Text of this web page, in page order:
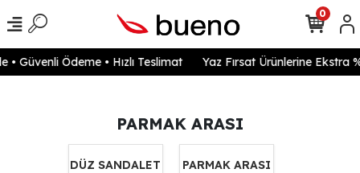
Güvenli Ödeme • Hızlı Teslimat Yaz Fırsat Ürünlerine Ekstra
0
PARMAK ARASI
DÜZ SANDALET PARMAK ARASI